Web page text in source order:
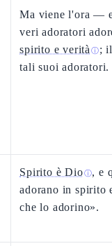
Ma viene l'ora —
veri adoratori
spirito e verità ⓘ;
tali suoi adoratori.
Spirito è Dioⓘ, e
adorano in spirito
che lo adorino».